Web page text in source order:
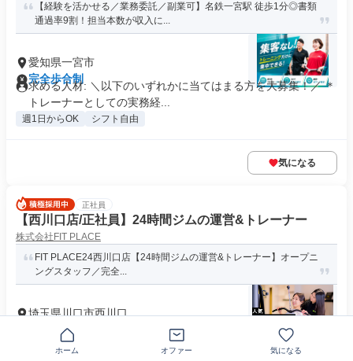
【経験を活かせる／業務委託／副業可】名鉄一宮駅 徒歩1分◎書類
通過率9割！担当本数が収入に...
愛知県一宮市
完全歩合制
求める人材: ＼以下のいずれかに当てはまる方を大募集！／ ＊
トレーナーとしての実務経...
週1日からOK シフト自由
気になる
正社員
【西川口店/正社員】24時間ジムの運営&トレーナー
株式会社FIT PLACE
FIT PLACE24西川口店【24時間ジムの運営&トレーナー】オープニ
ングスタッフ／完全...
埼玉県川口市西川口
月給23万円～40万円
求める人材: 【こんな方大歓迎です！】 ■フィットネス資格を
有する方（NASM、AC...
ホーム オファー 気になる